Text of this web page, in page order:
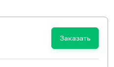
Заказать